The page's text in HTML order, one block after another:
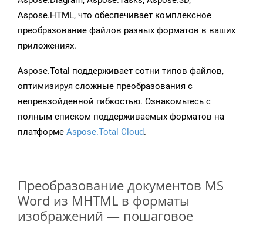
Aspose.HTML, что обеспечивает комплексное
преобразование файлов разных форматов в ваших
приложениях.
Aspose.Total поддерживает сотни типов файлов,
оптимизируя сложные преобразования с
непревзойденной гибкостью. Ознакомьтесь с
полным списком поддерживаемых форматов на
платформе Aspose.Total Cloud.
Преобразование документов MS
Word из MHTML в форматы
изображений — пошаговое